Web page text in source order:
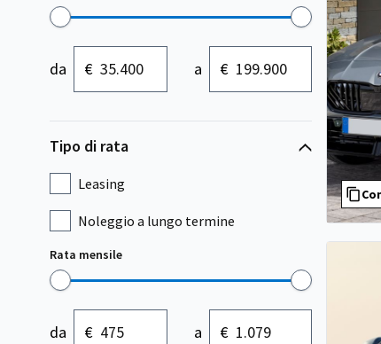
da € a €
Tipo di rata
Leasing
Noleggio a lungo termine
Rata mensile
da € a €